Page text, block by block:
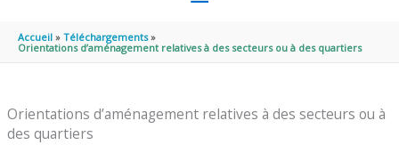
PRINCIPAL
Accueil
Téléchargements
Orientations d’aménagement relatives à des secteurs ou à des quartiers
Orientations d’aménagement relatives à des secteurs ou à
des quartiers